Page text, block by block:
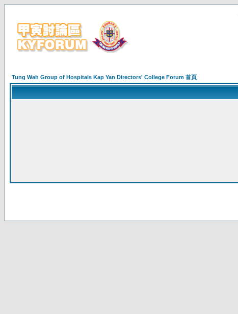
Tung Wah Group of Hospitals Kap Yan Directors' College Forum 首頁